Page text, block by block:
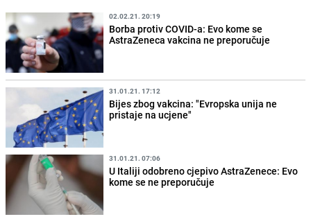
02.02.21. 20:19
Borba protiv COVID-a: Evo kome se
AstraZeneca vakcina ne preporučuje
31.01.21. 17:12
Bijes zbog vakcina: "Evropska unija ne
pristaje na ucjene"
31.01.21. 07:06
U Italiji odobreno cjepivo AstraZenece: Evo
kome se ne preporučuje